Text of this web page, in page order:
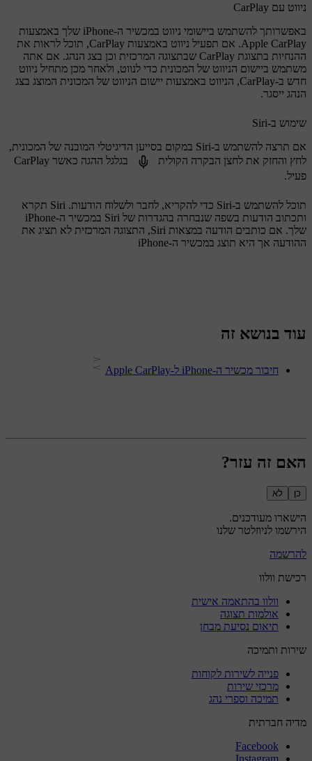
ניווט עם CarPlay
באפשרותך להשתמש ביישומי ניווט במכשיר ה-iPhone שלך באמצעות
Apple CarPlay. אם תפעיל ניווט באמצעות CarPlay, תוכל לראות את
ההנחיות בתצוגת CarPlay שבתצוגה המרכזית וכן בצג הנהג. אם אתה
משתמש ביישום הניווט של המכונית כדי לנווט, ולאחר מכן מתחיל ניווט
חדש ב-CarPlay, הניווט באמצעות יישום הניווט של המכונית המוצג בצג
הנהג ייסגר.
שימוש ב-Siri
אם תרצה להשתמש ב-Siri במקום בסייען הדיגיטלי המובנה של המכונית,
לחץ והחזק את לחצן הבקרה הקולית
בגלגל ההגה כאשר CarPlay
פעיל.
תוכל להשתמש ב-Siri כדי להקריא, לחבר ולשלוח הודעות. Siri תקרא
ותכתוב הודעות בשפה שנבחרה בהגדרות של Siri במכשיר ה-iPhone
שלך. אם כותבים הודעה במצאות Siri, התצוגה המרכזית לא תציג את
ההודעה אך היא תוצג במכשיר ה-iPhone
עוד בנושא זה
חיבור מכשיר ה-iPhone ל-Apple CarPlay
האם זה עזר?
כן לא